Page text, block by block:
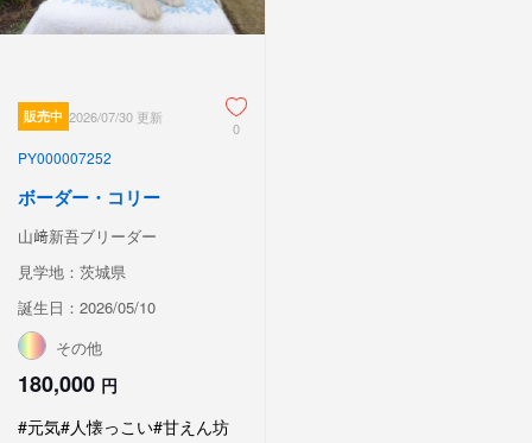
販売中 2026/07/30 更新
0
PY000007252
ボーダー・コリー
山﨑新吾ブリーダー
見学地：茨城県
誕生日：2026/05/10
その他
180,000 円
#元気#人懐っこい#甘えん坊